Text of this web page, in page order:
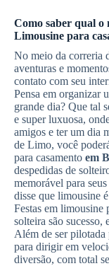
Como saber qual o
Limousine para
No meio da correria
aventuras e
contato com seu
Pensa em organizar
grande dia? Que tal
e super luxuosa,
amigos e ter um dia
de Limo, você
para casamento em
despedidas de
memorável para
disse que limousine
Festas em limousine
solteira são sucesso,
Além de ser
para dirigir em
diversão, com total